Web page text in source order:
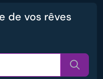
de vos rêves